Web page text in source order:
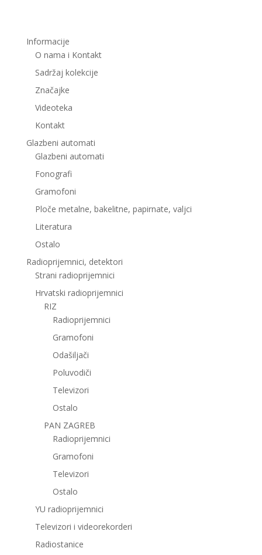
Informacije
O nama i Kontakt
Sadržaj kolekcije
Značajke
Videoteka
Kontakt
Glazbeni automati
Glazbeni automati
Fonografi
Gramofoni
Ploče metalne, bakelitne, papirnate, valjci
Literatura
Ostalo
Radioprijemnici, detektori
Strani radioprijemnici
Hrvatski radioprijemnici
RIZ
Radioprijemnici
Gramofoni
Odašiljači
Poluvodiči
Televizori
Ostalo
PAN ZAGREB
Radioprijemnici
Gramofoni
Televizori
Ostalo
YU radioprijemnici
Televizori i videorekorderi
Radiostanice